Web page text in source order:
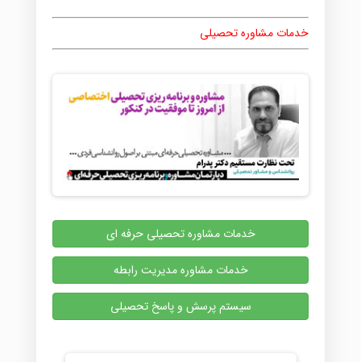
خدمات مشاوره تحصیلی
خدمات مشاوره تحصیلی حرفه ای
خدمات مشاوره مدیریت رابطه
سیستم پرسش و پاسخ تحصیلی